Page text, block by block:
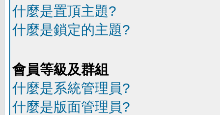
什麼是置頂主題?
什麼是鎖定的主題?
會員等級及群組
什麼是系統管理員?
什麼是版面管理員?